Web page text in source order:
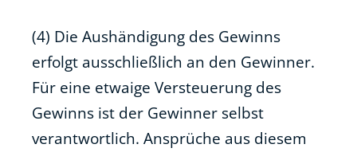
(4) Die Aushändigung des Gewinns
erfolgt ausschließlich an den Gewinner.
Für eine etwaige Versteuerung des
Gewinns ist der Gewinner selbst
verantwortlich. Ansprüche aus diesem